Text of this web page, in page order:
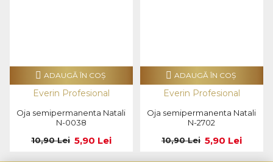
Everin Profesional
Oja semipermanenta Natali
N-0038
5,90 Lei
10,90 Lei
ADAUGĂ ÎN COŞ
Everin Profesional
Oja semipermanenta Natali
N-2702
5,90 Lei
10,90 Lei
ADAUGĂ ÎN COŞ